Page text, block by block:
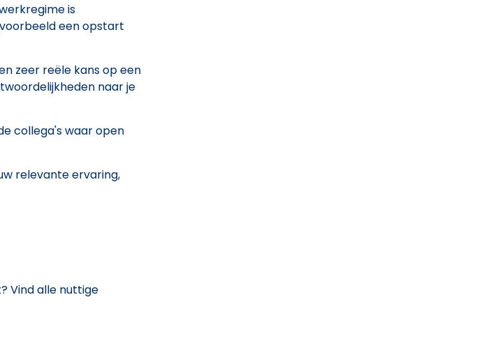
is
een opstart
zeer reële kans op een
naar je
collega's waar open
relevante ervaring,
Vind alle nuttige